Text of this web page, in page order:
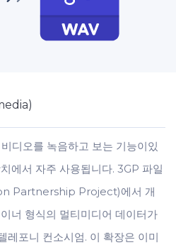
디오를 녹음하고 보는 기능이있
에서 자주 사용됩니다. 3GP 파일
Partnership Project)에서 개
너 형식의 멀티미디어 데이터가
레포니 컨소시엄. 이 확장은 이미